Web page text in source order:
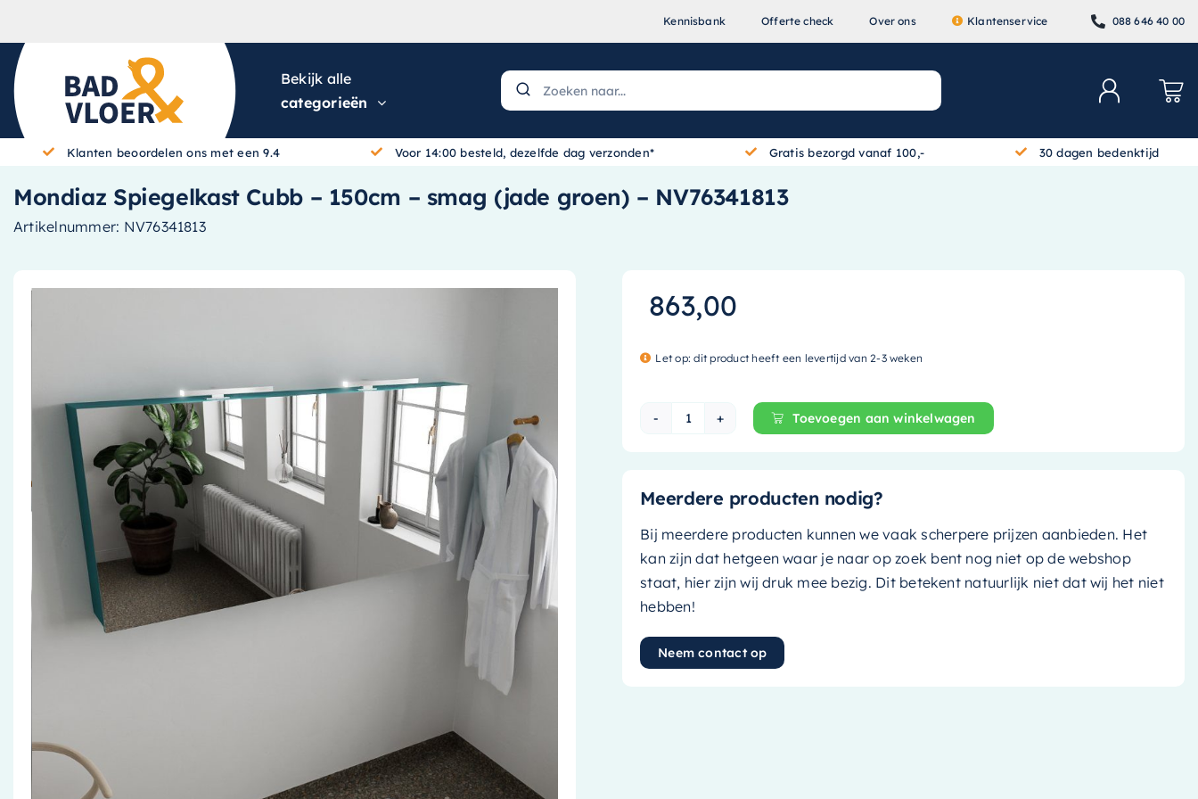
Kennisbank Offerte check Over ons Klantenservice 088 646 40 00
Bekijk alle
categorieën
Klanten beoordelen ons met een 9.4 Voor 14:00 besteld, dezelfde dag verzonden* Gratis bezorgd vanaf 100,- 30 dagen bedenktijd
Mondiaz Spiegelkast Cubb – 150cm – smag (jade groen) – NV76341813
Artikelnummer: NV76341813
863,00
Let op: dit product heeft een levertijd van 2-3 weken
Mondiaz Spiegelkast Cubb - 150cm - smag (jade groen) - NV76341813
Toevoegen aan winkelwagen
Meerdere producten nodig?
Bij meerdere producten kunnen we vaak scherpere prijzen aanbieden. Het
kan zijn dat hetgeen waar je naar op zoek bent nog niet op de webshop
staat, hier zijn wij druk mee bezig. Dit betekent natuurlijk niet dat wij het niet
hebben!
Neem contact op